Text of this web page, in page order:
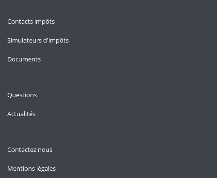
Contacts impôts
Simulateurs d'impôts
Documents
Questions
Actualités
Contactez nous
Mentions légales